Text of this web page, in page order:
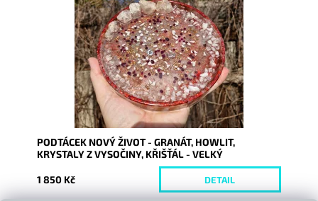
10207
PODTÁCEK NOVÝ ŽIVOT - GRANÁT, HOWLIT,
KRYSTALY Z VYSOČINY, KŘIŠŤÁL - VELKÝ
1 850 Kč DETAIL